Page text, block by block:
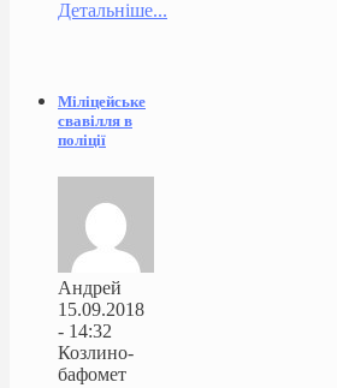
Детальніше...
Міліцейське
свавілля в
поліції
Андрей
15.09.2018
- 14:32
Козлино-
бафомет